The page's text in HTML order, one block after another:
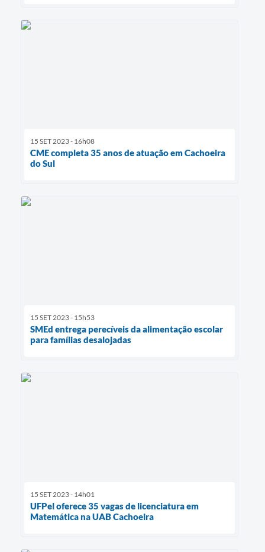
15 SET 2023 - 16h08
CME completa 35 anos de atuação em Cachoeira
do Sul
15 SET 2023 - 15h53
SMEd entrega perecíveis da alimentação escolar
para famílias desalojadas
15 SET 2023 - 14h01
UFPel oferece 35 vagas de licenciatura em
Matemática na UAB Cachoeira